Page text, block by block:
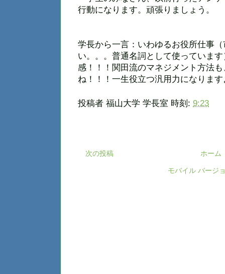
行動になります。頑張りましょう。
学長から一言：いわゆるお役所仕事
い。。。普通名詞として使っていま
感！！！関田流のマネジメント方法
ね！！！一生役立つ汎用力になりま
投稿者 福山大学 学長室 時刻: 9:23
次の投稿 ホーム
モバイル バージ